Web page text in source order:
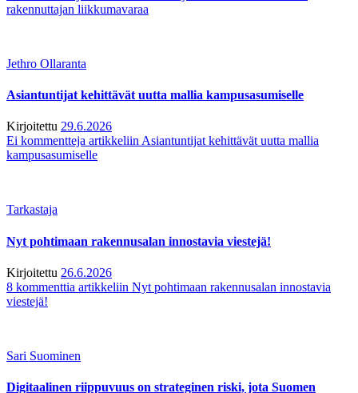
rakennuttajan liikkumavaraa
Jethro Ollaranta
Asiantuntijat kehittävät uutta mallia kampusasumiselle
Kirjoitettu 29.6.2026
Ei kommentteja artikkeliin Asiantuntijat kehittävät uutta mallia
kampusasumiselle
Tarkastaja
Nyt pohtimaan rakennusalan innostavia viestejä!
Kirjoitettu 26.6.2026
8 kommenttia artikkeliin Nyt pohtimaan rakennusalan innostavia
viestejä!
Sari Suominen
Digitaalinen riippuvuus on strateginen riski, jota Suomen